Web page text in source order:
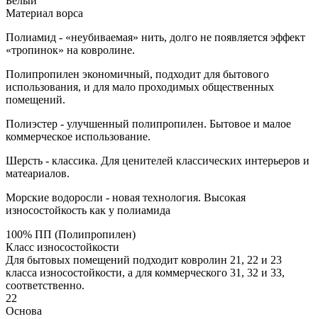
Материал ворса
Полиамид - «неубиваемая» нить, долго не появляется эффект
«тропинок» на ковролине.
Полипропилен экономичный, подходит для бытового
использования, и для мало проходимых общественных
помещений.
Полиэстер - улучшенный полипропилен. Бытовое и малое
коммерческое использование.
Шерсть - классика. Для ценителей классических интерьеров и
матеариалов.
Морские водоросли - новая технология. Высокая
износостойкость как у полиамида
100% ПП (Полипропилен)
Класс износостойкости
Для бытовых помещений подходит ковролин 21, 22 и 23
класса износостойкости, а для коммерческого 31, 32 и 33,
соответственно.
22
Основа